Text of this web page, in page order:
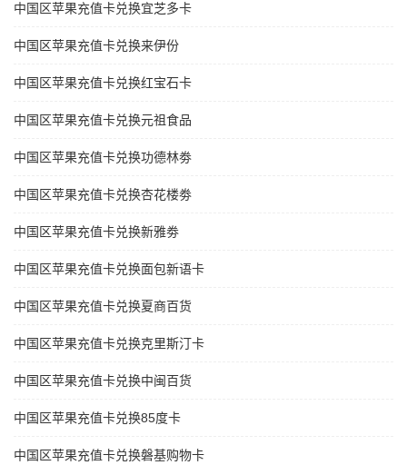
中国区苹果充值卡兑换宜芝多卡
中国区苹果充值卡兑换来伊份
中国区苹果充值卡兑换红宝石卡
中国区苹果充值卡兑换元祖食品
中国区苹果充值卡兑换功德林劵
中国区苹果充值卡兑换杏花楼劵
中国区苹果充值卡兑换新雅劵
中国区苹果充值卡兑换面包新语卡
中国区苹果充值卡兑换夏商百货
中国区苹果充值卡兑换克里斯汀卡
中国区苹果充值卡兑换中闽百货
中国区苹果充值卡兑换85度卡
中国区苹果充值卡兑换磐基购物卡